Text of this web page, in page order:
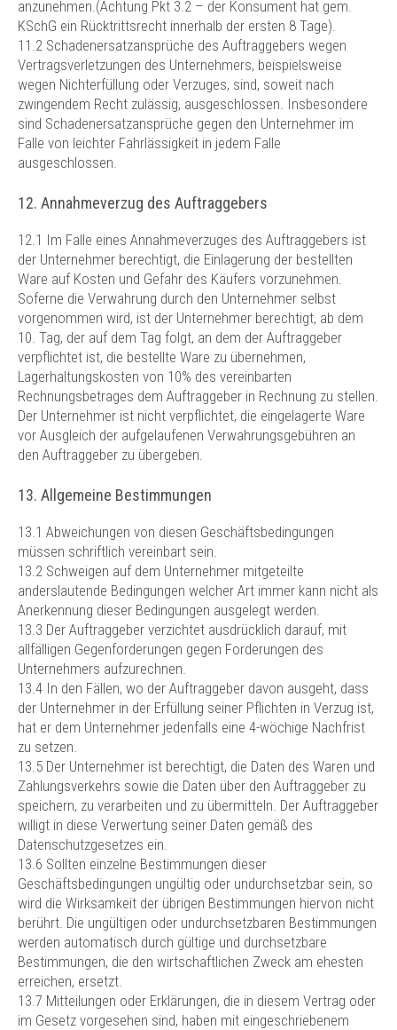
anzunehmen.(Achtung Pkt 3.2 – der Konsument hat gem.
KSchG ein Rücktrittsrecht innerhalb der ersten 8 Tage).
11.2 Schadenersatzansprüche des Auftraggebers wegen
Vertragsverletzungen des Unternehmers, beispielsweise
wegen Nichterfüllung oder Verzuges, sind, soweit nach
zwingendem Recht zulässig, ausgeschlossen. Insbesondere
sind Schadenersatzansprüche gegen den Unternehmer im
Falle von leichter Fahrlässigkeit in jedem Falle
ausgeschlossen.
12. Annahmeverzug des Auftraggebers
12.1 Im Falle eines Annahmeverzuges des Auftraggebers ist
der Unternehmer berechtigt, die Einlagerung der bestellten
Ware auf Kosten und Gefahr des Käufers vorzunehmen.
Soferne die Verwahrung durch den Unternehmer selbst
vorgenommen wird, ist der Unternehmer berechtigt, ab dem
10. Tag, der auf dem Tag folgt, an dem der Auftraggeber
verpflichtet ist, die bestellte Ware zu übernehmen,
Lagerhaltungskosten von 10% des vereinbarten
Rechnungsbetrages dem Auftraggeber in Rechnung zu stellen.
Der Unternehmer ist nicht verpflichtet, die eingelagerte Ware
vor Ausgleich der aufgelaufenen Verwahrungsgebühren an
den Auftraggeber zu übergeben.
13. Allgemeine Bestimmungen
13.1 Abweichungen von diesen Geschäftsbedingungen
müssen schriftlich vereinbart sein.
13.2 Schweigen auf dem Unternehmer mitgeteilte
anderslautende Bedingungen welcher Art immer kann nicht als
Anerkennung dieser Bedingungen ausgelegt werden.
13.3 Der Auftraggeber verzichtet ausdrücklich darauf, mit
allfälligen Gegenforderungen gegen Forderungen des
Unternehmers aufzurechnen.
13.4 In den Fällen, wo der Auftraggeber davon ausgeht, dass
der Unternehmer in der Erfüllung seiner Pflichten in Verzug ist,
hat er dem Unternehmer jedenfalls eine 4-wöchige Nachfrist
zu setzen.
13.5 Der Unternehmer ist berechtigt, die Daten des Waren und
Zahlungsverkehrs sowie die Daten über den Auftraggeber zu
speichern, zu verarbeiten und zu übermitteln. Der Auftraggeber
willigt in diese Verwertung seiner Daten gemäß des
Datenschutzgesetzes ein.
13.6 Sollten einzelne Bestimmungen dieser
Geschäftsbedingungen ungültig oder undurchsetzbar sein, so
wird die Wirksamkeit der übrigen Bestimmungen hiervon nicht
berührt. Die ungültigen oder undurchsetzbaren Bestimmungen
werden automatisch durch gültige und durchsetzbare
Bestimmungen, die den wirtschaftlichen Zweck am ehesten
erreichen, ersetzt.
13.7 Mitteilungen oder Erklärungen, die in diesem Vertrag oder
im Gesetz vorgesehen sind, haben mit eingeschriebenem